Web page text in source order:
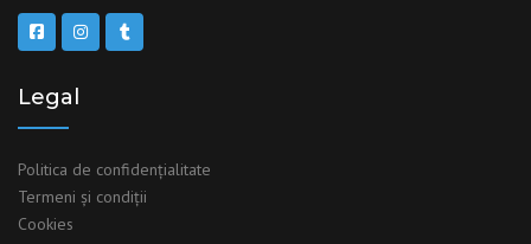
Legal
Politica de confidențialitate
Termeni şi condiţii
Cookies